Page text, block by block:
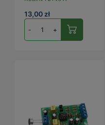
13,00 zł
- +